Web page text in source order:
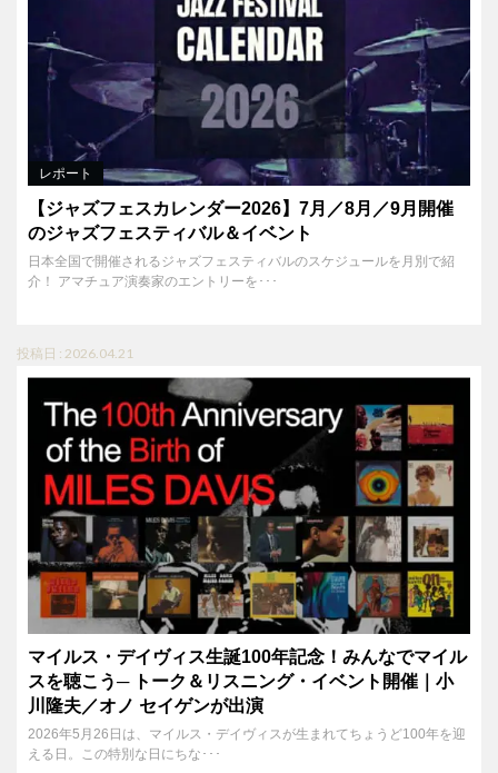
レポート
【ジャズフェスカレンダー2026】7月／8月／9月開催
のジャズフェスティバル＆イベント
日本全国で開催されるジャズフェスティバルのスケジュールを月別で紹
介！ アマチュア演奏家のエントリーを･･･
投稿日 : 2026.04.21
マイルス・デイヴィス生誕100年記念！みんなでマイル
スを聴こう─ トーク＆リスニング・イベント開催｜小
川隆夫／オノ セイゲンが出演
2026年5月26日は、マイルス・デイヴィスが生まれてちょうど100年を迎
える日。この特別な日にちな･･･